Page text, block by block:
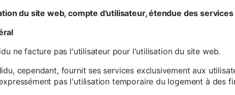
du site web, compte d'utilisateur, étendue des services
ne facture pas l'utilisateur pour l'utilisation du site web.
cependant, fournit ses services exclusivement aux
pas l'utilisation temporaire du logement à des